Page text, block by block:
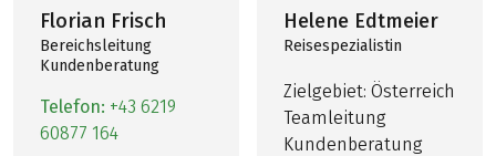
Florian Frisch
Bereichsleitung
Kundenberatung
Telefon: +43 6219
60877 164
Helene Edtmeier
Reisespezialistin
Zielgebiet: Österreich
Teamleitung
Kundenberatung